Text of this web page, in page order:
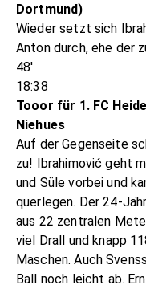
Dortmund)
Wieder setzt sich
Anton durch, ehe der
48'
18:38
Tooor für 1. FC
Niehues
Auf der Gegenseite
zu! Ibrahimović geht
und Süle vorbei und
querlegen. Der 24-
aus 22 zentralen
viel Drall und knapp
Maschen. Auch
Ball noch leicht ab.